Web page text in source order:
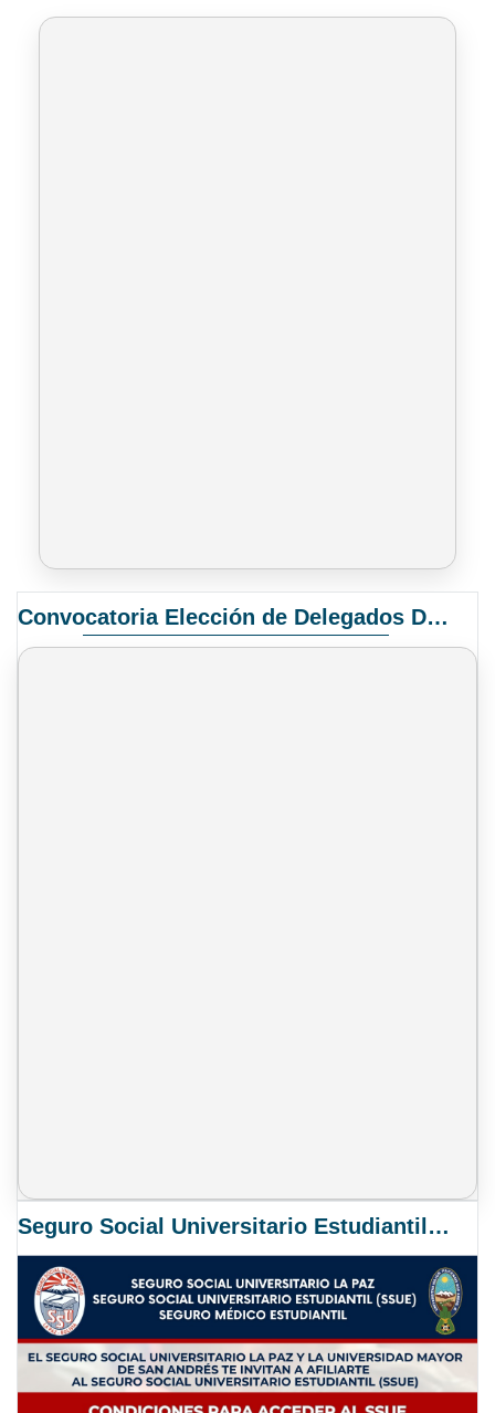
Convocatoria Elección de Delegados Docentes para el XIV Congreso Nacional de Universidades
Seguro Social Universitario Estudiantil SSUE